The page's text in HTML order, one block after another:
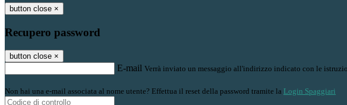
button close ×
Recupero password
button close ×
E-mail Verrà inviato un messaggio all'indirizzo indicato con le
Non hai una e-mail associata al nome utente? Effettua il reset della password tramite la Login Spaggiari